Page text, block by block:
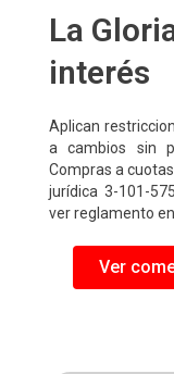
La
interés
Aplican
a cambios sin
Compras a
jurídica 3-101-
ver reglamento
Ver